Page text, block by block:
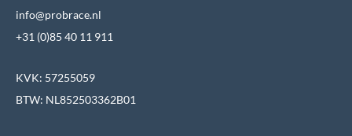
info@probrace.nl
+31 (0)85 40 11 911
KVK: 57255059
BTW: NL852503362B01